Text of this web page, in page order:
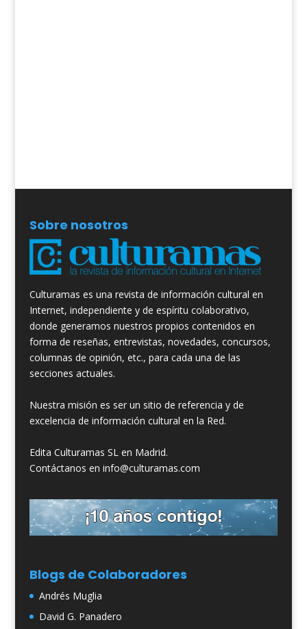
Sobre nosotros
Culturamas es una revista de información cultural en
Internet, independiente y de espíritu colaborativo,
donde generamos nuestros propios contenidos en
forma de reseñas, entrevistas, novedades, concursos,
columnas de opinión, etc., para cada una de las
secciones actuales.
Nuestra misión es ser un sitio de referencia y de
excelencia de información cultural en la Red.
Edita Culturamas SL en Madrid.
Contáctanos en info@culturamas.com
Blogs de Colaboradores
Andrés Muglia
David G. Panadero